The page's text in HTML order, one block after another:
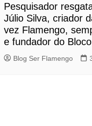
Pesquisador
Júlio Silva, criador
vez Flamengo,
e fundador do
Blog Ser Flamengo